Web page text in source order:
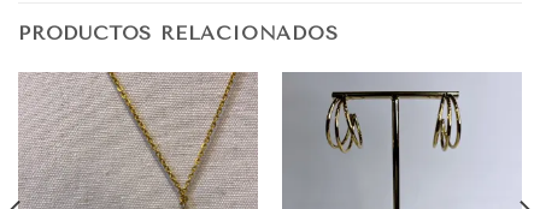
PRODUCTOS RELACIONADOS